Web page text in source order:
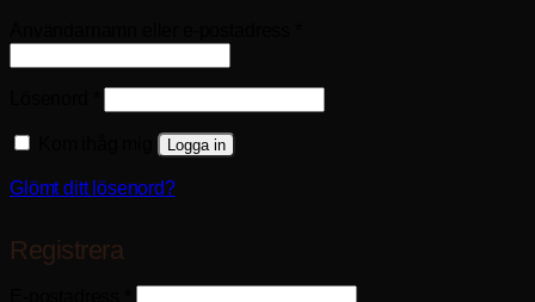
Logga in
Glömt ditt lösenord?
Registrera